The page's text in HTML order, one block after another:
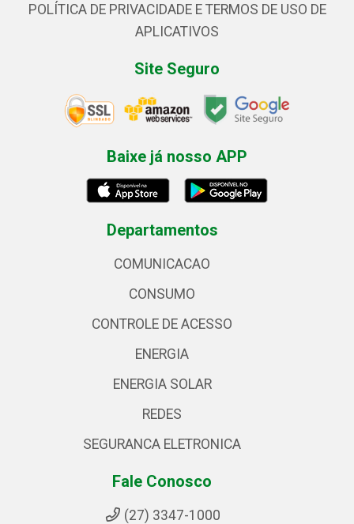
POLÍTICA DE PRIVACIDADE E TERMOS DE USO DE
APLICATIVOS
Site Seguro
Baixe já nosso APP
Departamentos
COMUNICACAO
CONSUMO
CONTROLE DE ACESSO
ENERGIA
ENERGIA SOLAR
REDES
SEGURANCA ELETRONICA
Fale Conosco
(27) 3347-1000